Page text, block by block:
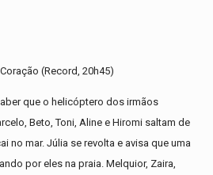
(Record, 20h45)
que o helicóptero dos irmãos
Beto, Toni, Aline e Hiromi saltam de
no mar. Júlia se revolta e avisa que uma
por eles na praia. Melquior, Zaira,